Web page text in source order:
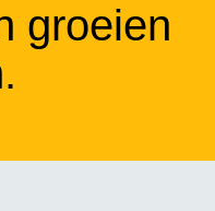
groeien